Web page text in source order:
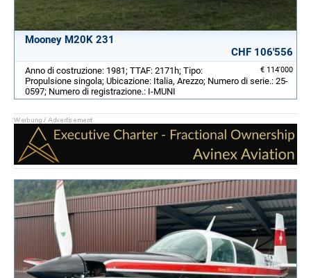
Mooney M20K 231
CHF 106'556
€ 114'000
Anno di costruzione: 1981; TTAF: 2171h; Tipo:
Propulsione singola; Ubicazione: Italia, Arezzo; Numero di serie.: 25-
0597; Numero di registrazione.: I-MUNI